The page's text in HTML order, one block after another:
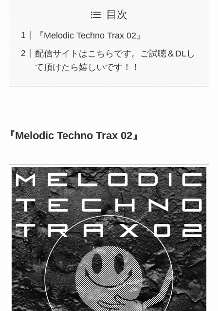
目次
『Melodic Techno Trax 02』
配信サイトはこちらです。ご試聴＆DLし
て頂けたら嬉しいです！！
『Melodic Techno Trax 02』